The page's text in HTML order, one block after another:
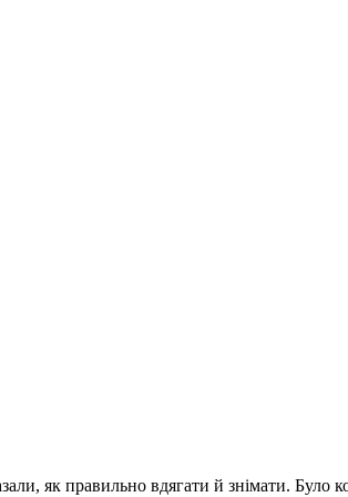
як правильно вдягати й знімати. Було